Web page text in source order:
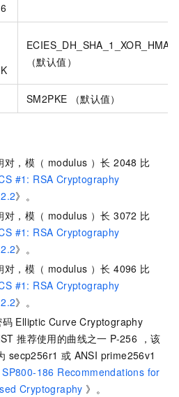
ECIES_DH_SHA_1_XOR_HMAC
（默认值）
SM2PKE （默认值）
对，模（ modulus ）长 2048 比
#1: RSA Cryptography
》。
对，模（ modulus ）长 3072 比
#1: RSA Cryptography
》。
对，模（ modulus ）长 4096 比
#1: RSA Cryptography
》。
码 Elliptic Curve Cryptography
推荐使用的曲线之一 P-256 ，该
secp256r1 或 ANSI prime256v1
SP800-186 Recommendations for
Cryptography 》。